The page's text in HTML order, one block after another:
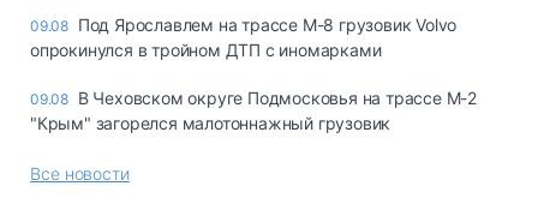
09.08 Под Ярославлем на трассе М-8 грузовик Volvo
опрокинулся в тройном ДТП с иномарками
09.08 В Чеховском округе Подмосковья на трассе М-2
"Крым" загорелся малотоннажный грузовик
Все новости